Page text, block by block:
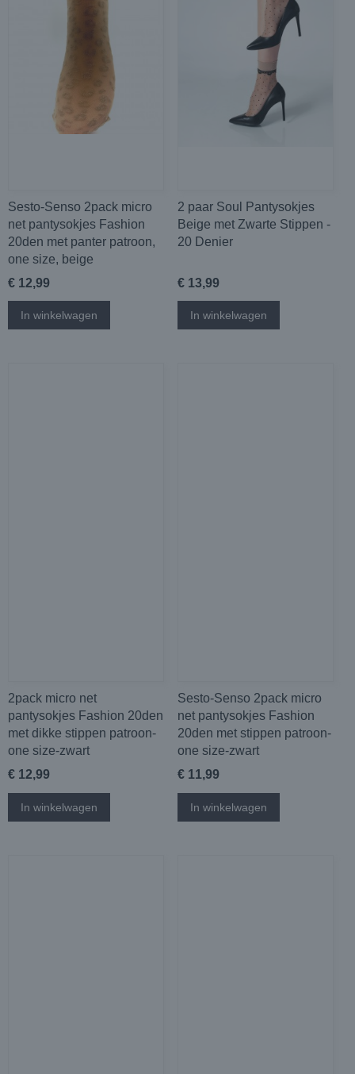
Sesto-Senso 2pack micro
net pantysokjes Fashion
20den met panter patroon,
one size, beige
€ 12,99
In winkelwagen
2 paar Soul Pantysokjes
Beige met Zwarte Stippen -
20 Denier
€ 13,99
In winkelwagen
2pack micro net
pantysokjes Fashion 20den
met dikke stippen patroon-
one size-zwart
€ 12,99
In winkelwagen
Sesto-Senso 2pack micro
net pantysokjes Fashion
20den met stippen patroon-
one size-zwart
€ 11,99
In winkelwagen